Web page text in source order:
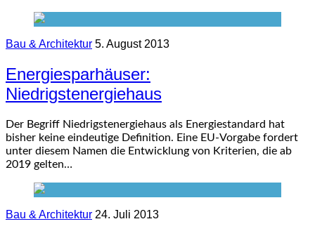
Bau & Architektur 5. August 2013
Energiesparhäuser:
Niedrigstenergiehaus
Der Begriff Niedrigstenergiehaus als Energiestandard hat
bisher keine eindeutige Definition. Eine EU-Vorgabe fordert
unter diesem Namen die Entwicklung von Kriterien, die ab
2019 gelten…
Bau & Architektur 24. Juli 2013